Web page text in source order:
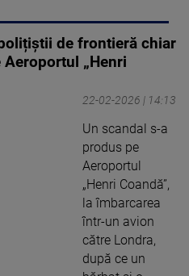
de frontieră chiar
„Henri
22-02-2026 | 14:13
Un scandal s-a
produs pe
Aeroportul
„Henri Coandă”,
la îmbarcarea
într-un avion
către Londra,
după ce un